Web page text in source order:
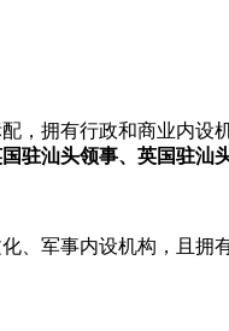
，拥有行政和商业内设
驻汕头领事、英国驻汕
、军事内设机构，且拥